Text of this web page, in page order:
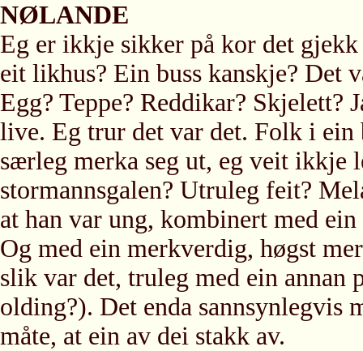
NØLANDE
Eg er ikkje sikker på kor det
eit likhus? Ein buss kanskje? Det
Egg? Teppe? Reddikar? Skjelett?
live. Eg trur det var det. Folk i ein
særleg merka seg ut, eg veit ikkje
stormannsgalen? Utruleg feit?
at han var ung, kombinert med
Og med ein merkverdig, høgst
slik var det, truleg med ein annan
olding?). Det enda sannsynlegvis
måte, at ein av dei stakk av.